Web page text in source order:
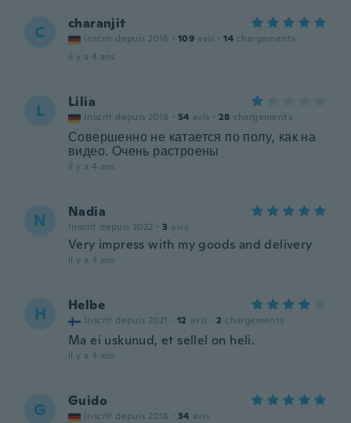
C charanjit
Inscrit depuis 2016 · 109 avis · 14 chargements
il y a 4 ans
L Lilia
Inscrit depuis 2018 · 54 avis · 28 chargements
Совершенно не катается по полу, как на
видео. Очень растроены
il y a 4 ans
N Nadia
Inscrit depuis 2022 · 3 avis
Very impress with my goods and delivery
il y a 4 ans
H Helbe
Inscrit depuis 2021 · 12 avis · 2 chargements
Ma ei uskunud, et sellel on heli.
il y a 4 ans
G Guido
Inscrit depuis 2018 · 34 avis